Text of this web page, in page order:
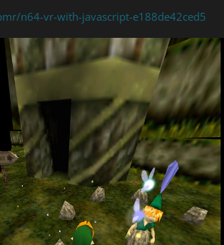
n64-vr-with-javascript-e188de42ced5